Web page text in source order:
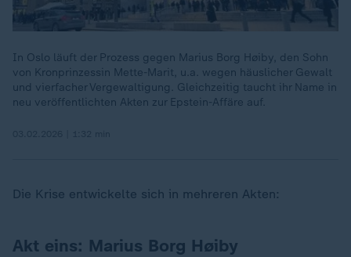
In Oslo läuft der Prozess gegen Marius Borg Høiby, den Sohn
von Kronprinzessin Mette-Marit, u.a. wegen häuslicher Gewalt
und vierfacher Vergewaltigung. Gleichzeitig taucht ihr Name in
neu veröffentlichten Akten zur Epstein-Affäre auf.
Die Krise entwickelte sich in mehreren Akten:
Akt eins: Marius Borg Høiby